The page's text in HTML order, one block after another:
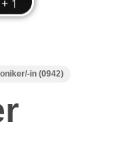
in (0942)